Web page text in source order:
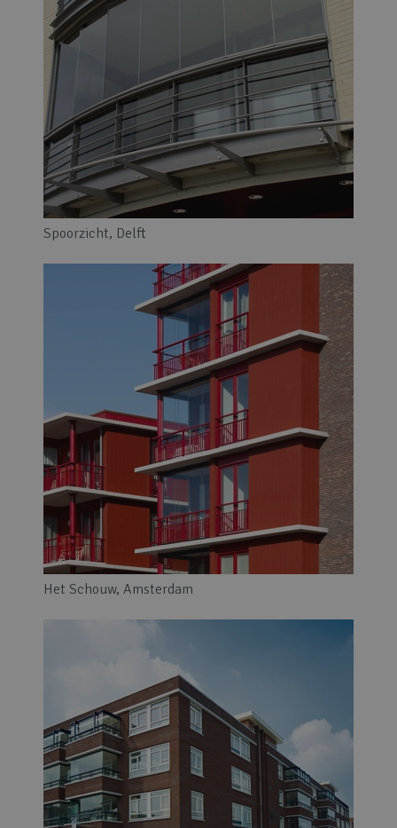
Spoorzicht, Delft
Het Schouw, Amsterdam